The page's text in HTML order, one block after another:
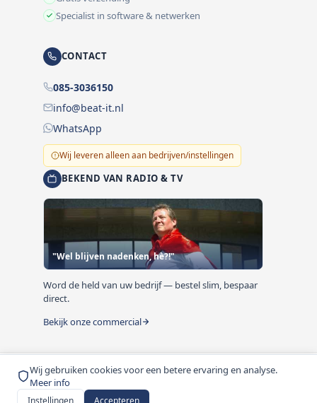
Wij gebruiken cookies voor een betere ervaring en analyse.
Meer info
Instellingen Accepteren
Specialist in software & netwerken
CONTACT
085-3036150
info@beat-it.nl
WhatsApp
Wij leveren alleen aan bedrijven/instellingen
BEKEND VAN RADIO & TV
"Wel blijven nadenken, hè?!"
Word de held van uw bedrijf — bestel slim, bespaar
direct.
Bekijk onze commercial
© 1999-2026 Beat-it.nl. Vermelde prijzen zijn excl. BTW
tenzij anders vermeld.